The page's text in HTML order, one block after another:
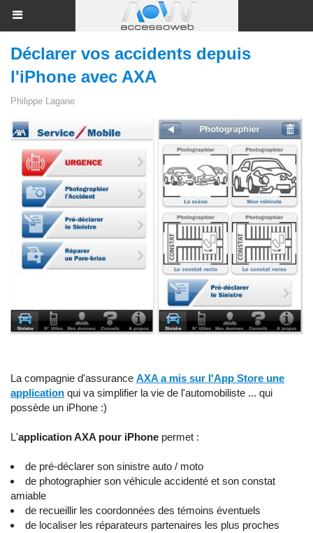
Déclarer vos accidents depuis
l'iPhone avec AXA
Philippe Lagane
La compagnie d'assurance AXA a mis sur l'App Store une
application qui va simplifier la vie de l'automobiliste ... qui
possède un iPhone :)
L'application AXA pour iPhone permet :
de pré-déclarer son sinistre auto / moto
de photographier son véhicule accidenté et son constat
amiable
de recueillir les coordonnées des témoins éventuels
de localiser les réparateurs partenaires les plus proches